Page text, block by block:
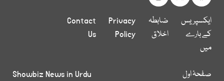
ایکسپریس
کے بارے
میں
ضابطہ
اخلاق
Privacy
Policy
Contact
Us
صفحۂ اول
Showbiz News in Urdu